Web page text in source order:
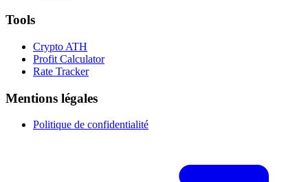
Tools
Crypto ATH
Profit Calculator
Rate Tracker
Mentions légales
Politique de confidentialité